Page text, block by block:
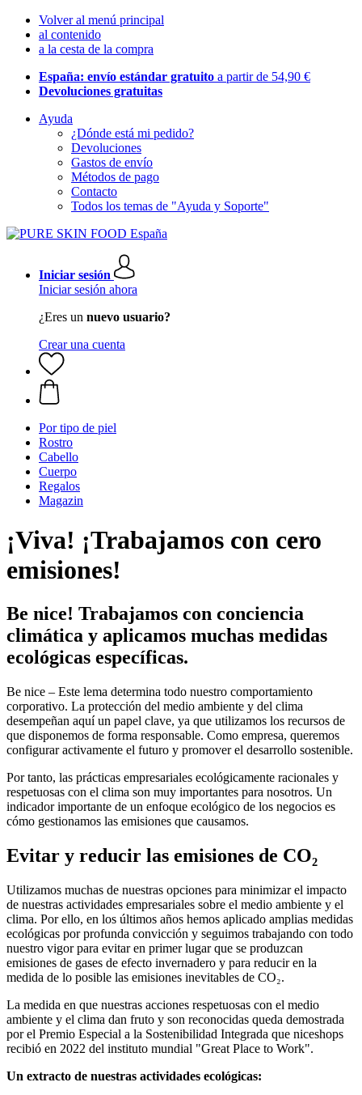
Volver al menú principal
al contenido
a la cesta de la compra
España: envío estándar gratuito a partir de 54,90 €
Devoluciones gratuitas
Ayuda
¿Dónde está mi pedido?
Devoluciones
Gastos de envío
Métodos de pago
Contacto
Todos los temas de "Ayuda y Soporte"
Iniciar sesión
Iniciar sesión ahora
¿Eres un nuevo usuario?
Crear una cuenta
Por tipo de piel
Rostro
Cabello
Cuerpo
Regalos
Magazin
¡Viva! ¡Trabajamos con cero
emisiones!
Be nice! Trabajamos con conciencia
climática y aplicamos muchas medidas
ecológicas específicas.
Be nice – Este lema determina todo nuestro comportamiento
corporativo. La protección del medio ambiente y del clima
desempeñan aquí un papel clave, ya que utilizamos los recursos de
que disponemos de forma responsable. Como empresa, queremos
configurar activamente el futuro y promover el desarrollo sostenible.
Por tanto, las prácticas empresariales ecológicamente racionales y
respetuosas con el clima son muy importantes para nosotros. Un
indicador importante de un enfoque ecológico de los negocios es
cómo gestionamos las emisiones que causamos.
Evitar y reducir las emisiones de CO₂
Utilizamos muchas de nuestras opciones para minimizar el impacto
de nuestras actividades empresariales sobre el medio ambiente y el
clima. Por ello, en los últimos años hemos aplicado amplias medidas
ecológicas por profunda convicción y seguimos trabajando con todo
nuestro vigor para evitar en primer lugar que se produzcan
emisiones de gases de efecto invernadero y para reducir en la
medida de lo posible las emisiones inevitables de CO₂.
La medida en que nuestras acciones respetuosas con el medio
ambiente y el clima dan fruto y son reconocidas queda demostrada
por el Premio Especial a la Sostenibilidad Integrada que niceshops
recibió en 2022 del instituto mundial "Great Place to Work".
Un extracto de nuestras actividades ecológicas: